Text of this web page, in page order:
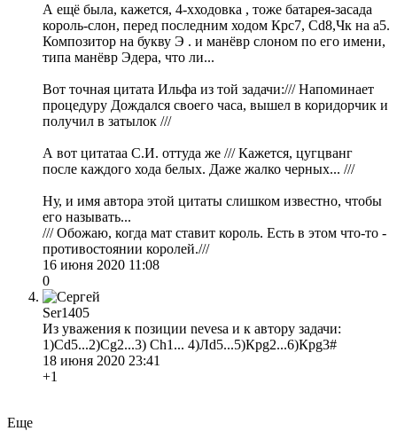
А ещё была, кажется, 4-хходовка , тоже батарея-засада
король-слон, перед последним ходом Крс7, Сd8,Чк на а5.
Композитор на букву Э . и манёвр слоном по его имени,
типа манёвр Эдера, что ли...
Вот точная цитата Ильфа из той задачи:/// Напоминает
процедуру Дождался своего часа, вышел в коридорчик и
получил в затылок ///
А вот цитатаа С.И. оттуда же /// Кажется, цугцванг
после каждого хода белых. Даже жалко черных... ///
Ну, и имя автора этой цитаты слишком известно, чтобы
его называть...
/// Обожаю, когда мат ставит король. Есть в этом что-то -
противостоянии королей.///
16 июня 2020 11:08
0
Ser1405
Из уважения к позиции nevesa и к автору задачи:
1)Сd5...2)Cg2...3) Ch1... 4)Лd5...5)Крg2...6)Крg3#
18 июня 2020 23:41
+1
Еще